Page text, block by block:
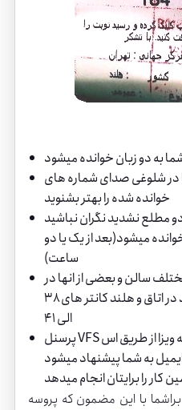
به دو زبان خوانده میشود
در شلوغی صدای شماره های
خوانده شده را بهتر بشنوید
مطلع نشدید نگران نباشید
میشود(بعد از یک یا دو
ساعت)
سالن و بعضی از انها در
در اتاق وهلند
کانتر های ۳۸
الی ۴۱
پرسنل VFS به شما پیشنهاد ارسال پروسه ویزا از طریق اس
دهند (۳ یورو)، ایمیل به شما پیشنهاد میشود
کار را برایتان انجام میدهد
با این مضمون که پروسه